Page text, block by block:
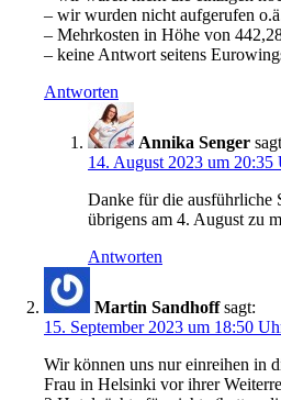
– wir wurden nicht aufgerufen
– Mehrkosten in Höhe von
– keine Antwort seitens
Antworten
Annika Senger
14. August 2023 um 20:35
Danke für die ausführliche
übrigens am 4. August zu
Antworten
Martin Sandhoff sagt:
15. September 2023 um 18:50
Wir können uns nur einreihen in
Frau in Helsinki vor ihrer